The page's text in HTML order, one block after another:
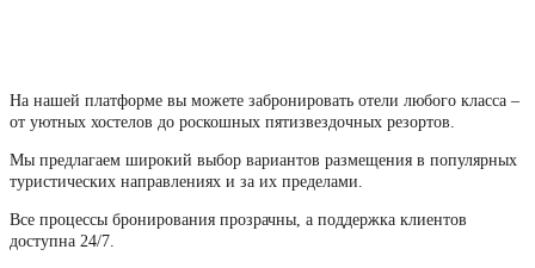
На нашей платформе вы можете забронировать отели любого класса –
от уютных хостелов до роскошных пятизвездочных резортов.
Мы предлагаем широкий выбор вариантов размещения в популярных
туристических направлениях и за их пределами.
Все процессы бронирования прозрачны, а поддержка клиентов
доступна 24/7.